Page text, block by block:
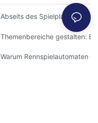
für Kinder
Abseits des Spielplatzes: Die
Entwicklung fördern
Themenbereiche gestalten:
Fahrspaß: Die Wahl
Warum Rennspielautomaten